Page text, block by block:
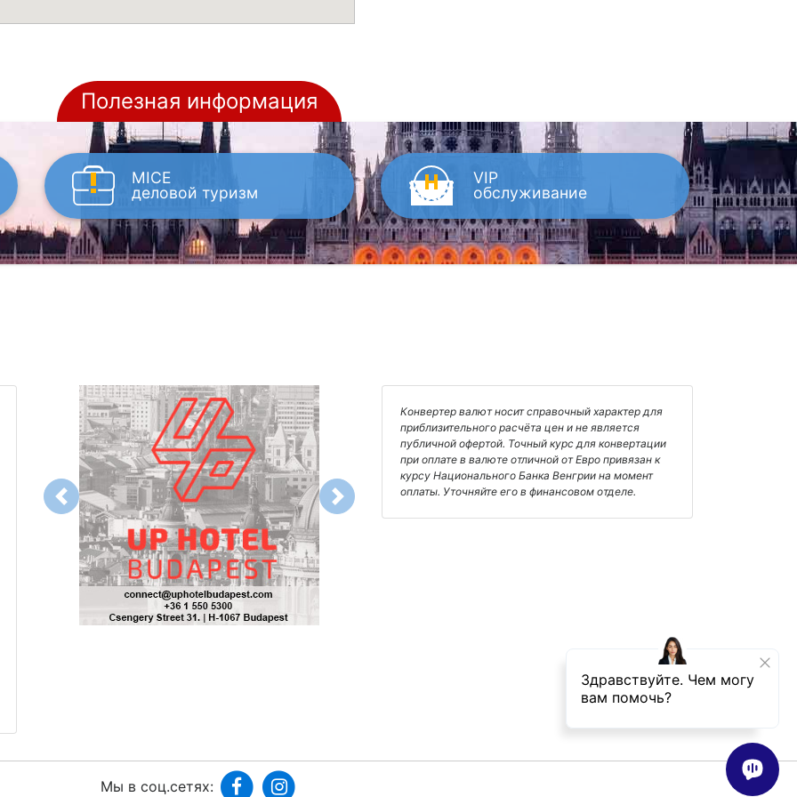
Полезная информация
MICE
деловой туризм
VIP
обслуживание
Previous Next
Конвертер валют носит справочный характер для
приблизительного расчёта цен и не является
публичной офертой. Точный курс для конвертации
при оплате в валюте отличной от Евро привязан к
курсу Национального Банка Венгрии на момент
оплаты. Уточняйте его в финансовом отделе.
Мы в соц.сетях: